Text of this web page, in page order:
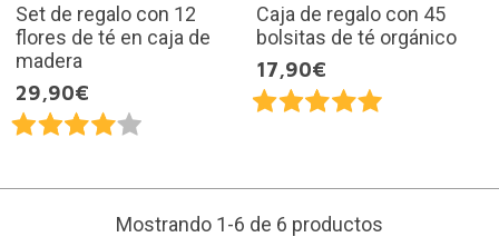
Set de regalo con 12
flores de té en caja de
madera
29,90€
Caja de regalo con 45
bolsitas de té orgánico
17,90€
Mostrando 1-6 de 6 productos